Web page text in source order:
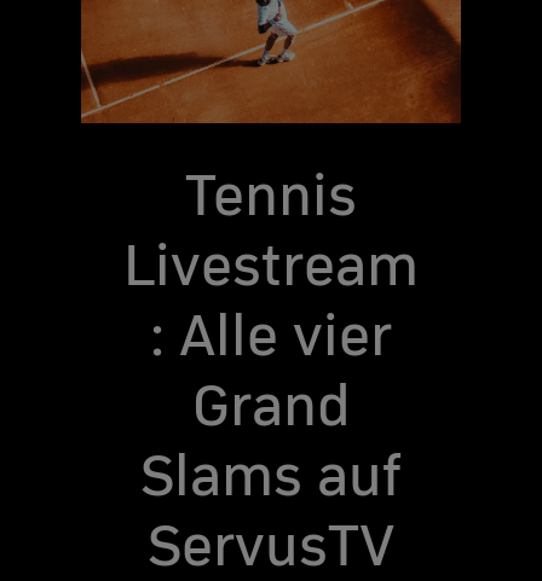
Tennis
Livestream
: Alle vier
Grand
Slams auf
ServusTV